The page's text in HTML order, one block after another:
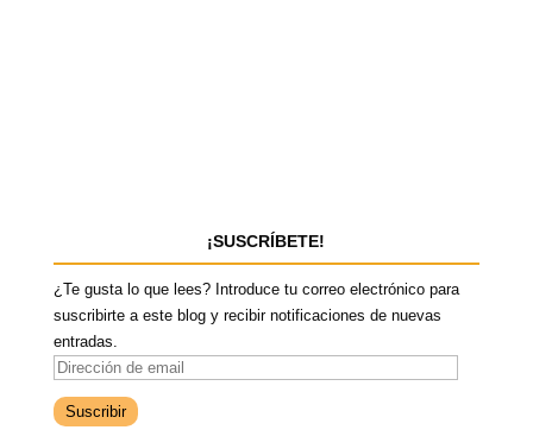
¡SUSCRÍBETE!
¿Te gusta lo que lees? Introduce tu correo electrónico para
suscribirte a este blog y recibir notificaciones de nuevas
entradas.
D
r